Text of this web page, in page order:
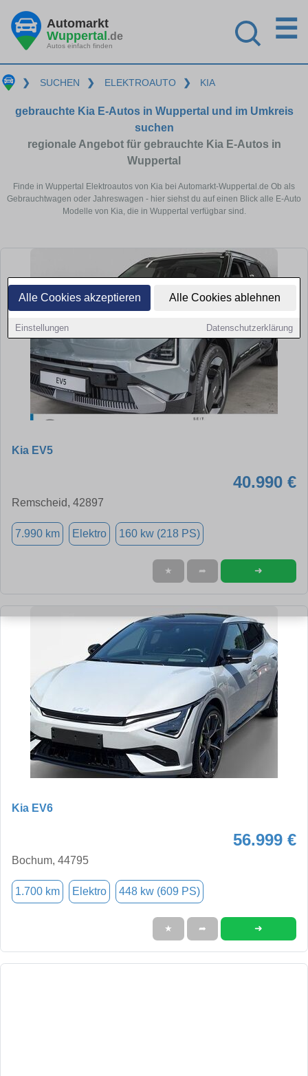
Alle Cookies akzeptieren Alle Cookies ablehnen
Einstellungen Datenschutzerklärung
Automarkt
Wuppertal.de
Autos einfach finden
☰
❯ SUCHEN ❯ ELEKTROAUTO ❯ KIA
gebrauchte Kia E-Autos in Wuppertal und im Umkreis
suchen
regionale Angebot für gebrauchte Kia E-Autos in
Wuppertal
Finde in Wuppertal Elektroautos von Kia bei Automarkt-Wuppertal.de Ob als
Gebrauchtwagen oder Jahreswagen - hier siehst du auf einen Blick alle E-Auto
Modelle von Kia, die in Wuppertal verfügbar sind.
Kia EV5
40.990 €
Remscheid, 42897
7.990 km Elektro 160 kw (218 PS)
★ ➦ ➜
Kia EV6
56.999 €
Bochum, 44795
1.700 km Elektro 448 kw (609 PS)
★ ➦ ➜